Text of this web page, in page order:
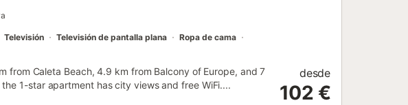
: 2 Ascensor Aire acondicionado Número de baño : 2
Televisión Televisión de pantalla plana
Ropa de cama
from Caleta Beach, 4.9 km from Balcony of Europe, and 7
1-star apartment has city views and free WiFi....
desde
102 €